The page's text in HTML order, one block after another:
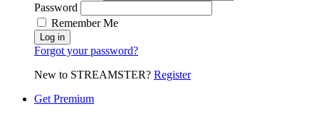
Password
Remember Me
Forgot your password?
New to STREAMSTER? Register
Get Premium